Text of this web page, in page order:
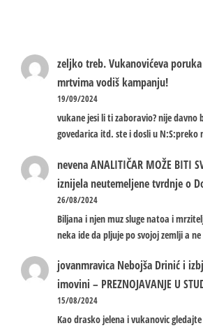
zeljko treb.Vukanovićeva
mrtvima vodiš kampanju!
19/09/2024
vukane jesi li ti zaboravio? nije davno
govedarica itd. ste i dosli u
nevenaANALITIČAR MOŽE BITI
iznijela neutemeljene tvrdnje o
26/08/2024
Biljana i njen muz sluge natoa i
neka ide da pljuje po svojoj zemlji a
jovanmravica Nebojša Drinić i
imovini – PREZNOJAVANJE U
15/08/2024
Kao drasko jelena i vukanovic